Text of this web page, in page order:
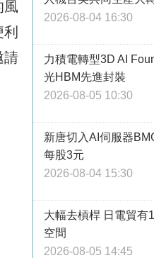
風
請
2026-08-04 16:30
力積電轉型3D AI
光HBM先進封裝
2026-08-05 10:30
新唐切入AI伺服器
每股3元
2026-08-04 15:30
大幅去槓桿 日電貿有
空間
2026-08-05 14:45